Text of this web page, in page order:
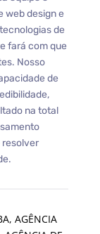
web design e
de
fará com que
Nosso
de
na total
, AGÊNCIA